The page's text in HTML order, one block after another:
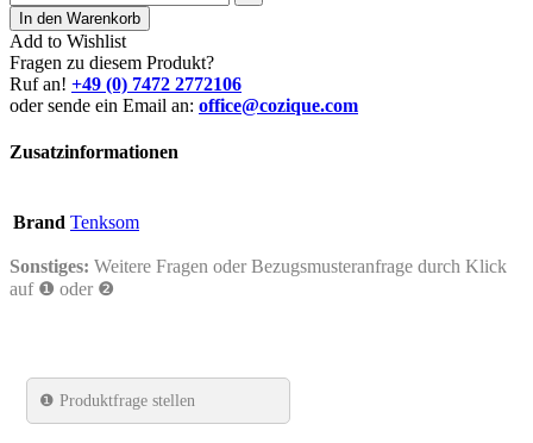
In den Warenkorb
Add to Wishlist
Fragen zu diesem Produkt?
Ruf an! +49 (0) 7472 2772106
oder sende ein Email an: office@cozique.com
Zusatzinformationen
Brand Tenksom
Sonstiges: Weitere Fragen oder Bezugsmusteranfrage durch Klick
auf ❶ oder ❷
❶ Produktfrage stellen